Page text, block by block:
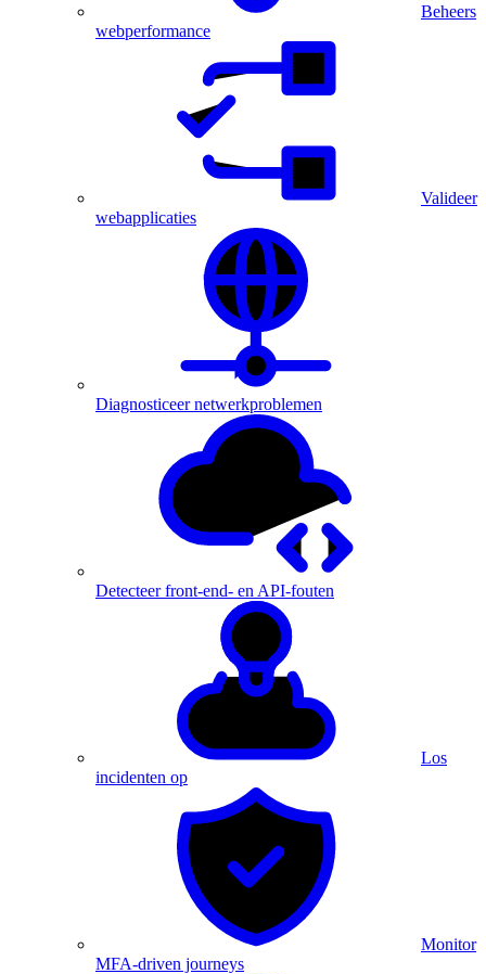
Beheers
webperformance
Valideer
webapplicaties
Diagnosticeer netwerkproblemen
Detecteer front-end- en API-fouten
Los
incidenten op
Monitor
MFA-driven journeys